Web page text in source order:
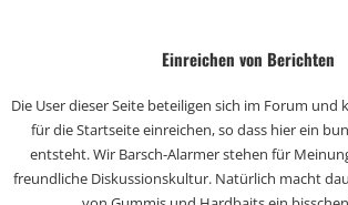
Einreichen von Berichten
Die User dieser Seite beteiligen sich im Forum und
für die Startseite einreichen, so dass hier ein
entsteht. Wir Barsch-Alarmer stehen für
freundliche Diskussionskultur. Natürlich macht